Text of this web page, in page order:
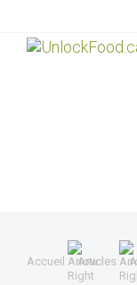
Accueil Articles